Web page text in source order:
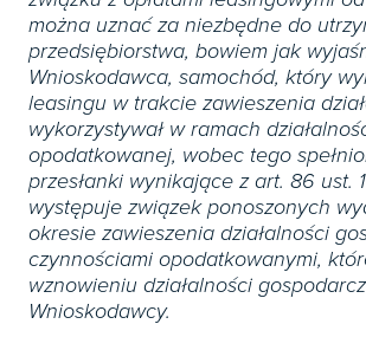
można uznać za niezbędne do
przedsiębiorstwa, bowiem jak
Wnioskodawca, samochód, który
leasingu w trakcie zawieszenia
wykorzystywał w ramach
opodatkowanej, wobec tego
przesłanki wynikające z art. 86 ust.
występuje związek ponoszonych
okresie zawieszenia działalności
czynnościami opodatkowanymi,
wznowieniu działalności
Wnioskodawcy.